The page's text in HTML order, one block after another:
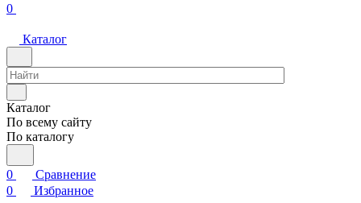
0
Каталог
Каталог
По всему сайту
По каталогу
0
Сравнение
0
Избранное